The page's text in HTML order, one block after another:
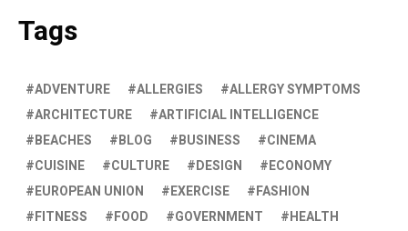
Tags
ADVENTURE ALLERGIES
ALLERGY SYMPTOMS
ARCHITECTURE
ARTIFICIAL INTELLIGENCE
BEACHES
BLOG BUSINESS
CINEMA
CUISINE
CULTURE DESIGN
ECONOMY
EUROPEAN UNION
EXERCISE
FASHION
FITNESS
FOOD GOVERNMENT
HEALTH